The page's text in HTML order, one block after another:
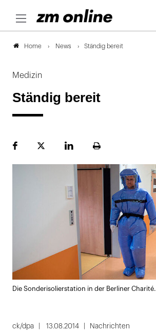
Home News Ständig bereit
Medizin
Ständig bereit
FacebookPlattformLinekdInSeite
Die Sonderisolierstation in der Berliner Charité.
ck/dpa 13.08.2014 Nachrichten